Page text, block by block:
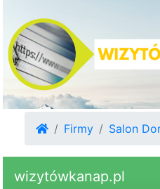
Firmy Salon
wizytówkanap.pl